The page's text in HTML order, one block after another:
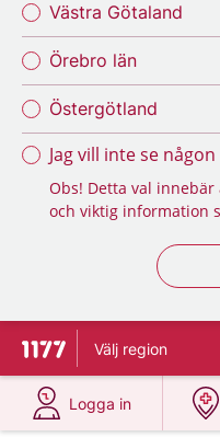
Västra Götaland
Örebro län
Östergötland
Jag vill inte se
Obs! Detta val
och viktig information
Till startsidan för 1177
Välj region
Logga in
på 1177.se